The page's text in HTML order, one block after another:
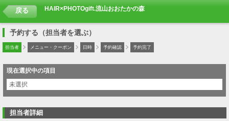
戻る HAIR×PHOTOgift.流山おおたかの森
予約する（担当者を選ぶ）
担当者 メニュー・クーポン 日時 予約確認 予約完了
現在選択中の項目
未選択
担当者詳細